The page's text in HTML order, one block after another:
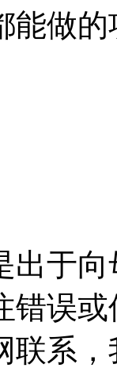
能做
出于
错误
联系